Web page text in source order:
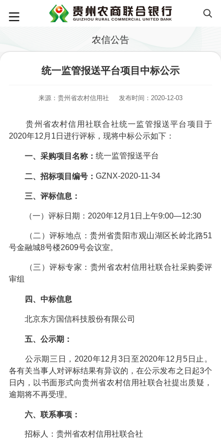
农信公告
统一监管报送平台项目中标公示
来源：贵州省农村信用社 发布时间：2020-12-03
贵州省农村信用社联合社统一监管报送平台项目于
2020年12月1日进行评标，现将中标公示如下：
一、采购项目名称： 统一监管报送平台
二、招标项目编号： GZNX-2020-11-34
三、评标信息：
（一）评标日期：2020年12月1日上午9:00—12:30
（二）评标地点：贵州省贵阳市观山湖区长岭北路51
号金融城8号楼2609号会议室。
（三）评标专家：贵州省农村信用社联合社采购委评
审组
四、中标信息
北京东方国信科技股份有限公司
五、公示期：
公示期三日，2020年12月3日至2020年12月5日止。
各有关当事人对评标结果有异议的，在公示发布之日起3个
日内，以书面形式向贵州省农村信用社联合社提出质疑，
逾期将不再受理。
六、联系事项：
招标人：贵州省农村信用社联合社